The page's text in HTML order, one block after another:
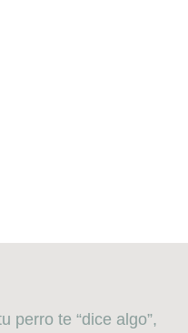
perro te “dice algo”,